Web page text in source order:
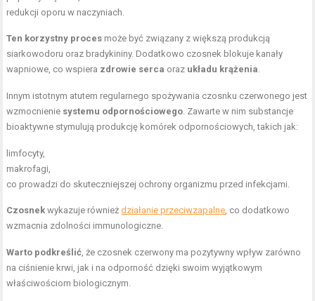
redukcji oporu w naczyniach.
Ten korzystny proces może być związany z większą produkcją
siarkowodoru oraz bradykininy. Dodatkowo czosnek blokuje kanały
wapniowe, co wspiera zdrowie serca oraz układu krążenia.
Innym istotnym atutem regularnego spożywania czosnku czerwonego jest
wzmocnienie systemu odpornościowego. Zawarte w nim substancje
bioaktywne stymulują produkcję komórek odpornościowych, takich jak:
limfocyty,
makrofagi,
co prowadzi do skuteczniejszej ochrony organizmu przed infekcjami.
Czosnek wykazuje równieżdziałanie przeciwzapalne, co dodatkowo
wzmacnia zdolności immunologiczne.
Warto podkreślić, że czosnek czerwony ma pozytywny wpływ zarówno
na ciśnienie krwi, jak i na odporność dzięki swoim wyjątkowym
właściwościom biologicznym.